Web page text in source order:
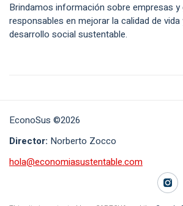
Brindamos información sobre empresas y
responsables en mejorar la calidad de
desarrollo social sustentable.
EconoSus ©2026
Director: Norberto Zocco
hola@economiasustentable.com